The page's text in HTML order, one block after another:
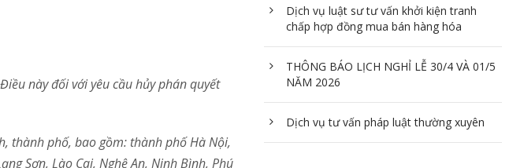
này đối với yêu cầu hủy phán quyết
thành phố, bao gồm: thành phố Hà Nội,
Sơn, Lào Cai, Nghệ An, Ninh Bình, Phú
Dịch vụ luật sư tư vấn khởi kiện tranh
chấp hợp đồng mua bán hàng hóa
THÔNG BÁO LỊCH NGHỈ LỄ 30/4 VÀ 01/5
NĂM 2026
Dịch vụ tư vấn pháp luật thường xuyên